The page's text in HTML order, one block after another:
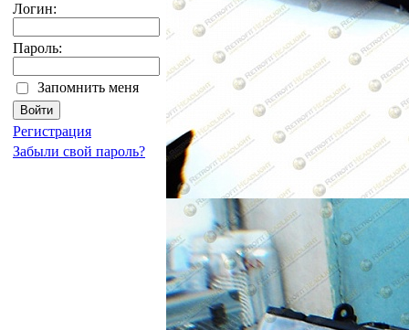
Логин:
Пароль:
Запомнить меня
Регистрация
Забыли свой пароль?